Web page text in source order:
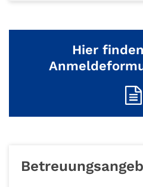
Hier